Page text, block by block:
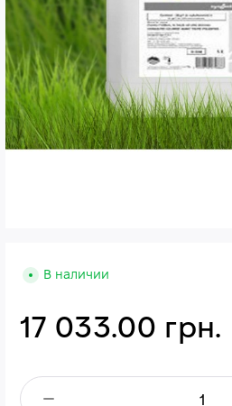
В наличии
17 033.00 грн.